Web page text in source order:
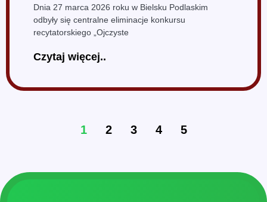
Dnia 27 marca 2026 roku w Bielsku Podlaskim
odbyły się centralne eliminacje konkursu
recytatorskiego „Ojczyste
Czytaj więcej..
1 2 3 4 5